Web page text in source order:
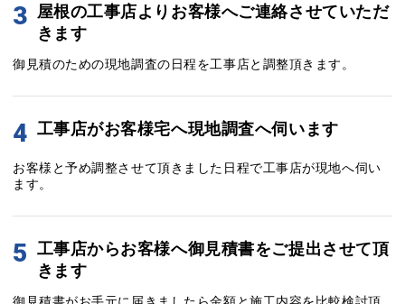
3 屋根の工事店よりお客様へご連絡させていただ
きます
御見積のための現地調査の日程を工事店と調整頂きます。
4 工事店がお客様宅へ現地調査へ伺います
お客様と予め調整させて頂きました日程で工事店が現地へ伺い
ます。
5 工事店からお客様へ御見積書をご提出させて頂
きます